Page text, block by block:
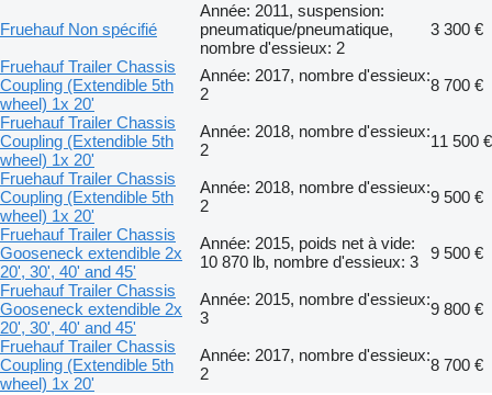
Fruehauf Non spécifié
Année: 2011, suspension:
pneumatique/pneumatique,
nombre d'essieux: 2
3 300 €
Fruehauf Trailer Chassis
Coupling (Extendible 5th
wheel) 1x 20'
Année: 2017, nombre d'essieux:
2
8 700 €
Fruehauf Trailer Chassis
Coupling (Extendible 5th
wheel) 1x 20'
Année: 2018, nombre d'essieux:
2
11 500 €
Fruehauf Trailer Chassis
Coupling (Extendible 5th
wheel) 1x 20'
Année: 2018, nombre d'essieux:
2
9 500 €
Fruehauf Trailer Chassis
Gooseneck extendible 2x
20', 30', 40' and 45'
Année: 2015, poids net à vide:
10 870 lb, nombre d'essieux: 3
9 500 €
Fruehauf Trailer Chassis
Gooseneck extendible 2x
20', 30', 40' and 45'
Année: 2015, nombre d'essieux:
3
9 800 €
Fruehauf Trailer Chassis
Coupling (Extendible 5th
wheel) 1x 20'
Année: 2017, nombre d'essieux:
2
8 700 €